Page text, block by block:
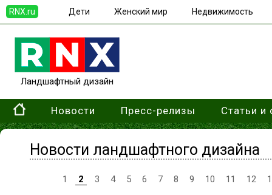
RNX.ru Дети Женский мир Недвижимость
Ландшафтный дизайн
Новости Пресс-релизы Статьи и
Новости ландшафтного дизайна
1 2 3 4 5 6 7 8 9 10 11 12